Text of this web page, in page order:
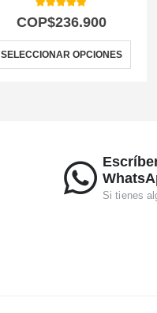
5.00
COP$236.900
SELECCIONAR OPCIONES
Si tienes